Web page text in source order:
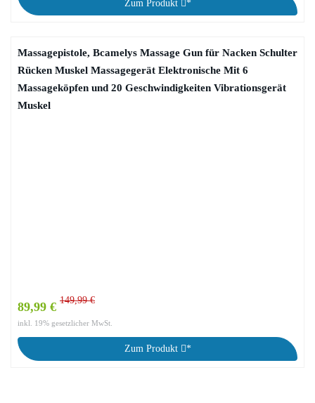
Zum Produkt *
Massagepistole, Bcamelys Massage Gun für Nacken Schulter
Rücken Muskel Massagegerät Elektronische Mit 6
Massageköpfen und 20 Geschwindigkeiten Vibrationsgerät
Muskel
89,99 € 149,99 €
inkl. 19% gesetzlicher MwSt.
Zum Produkt *